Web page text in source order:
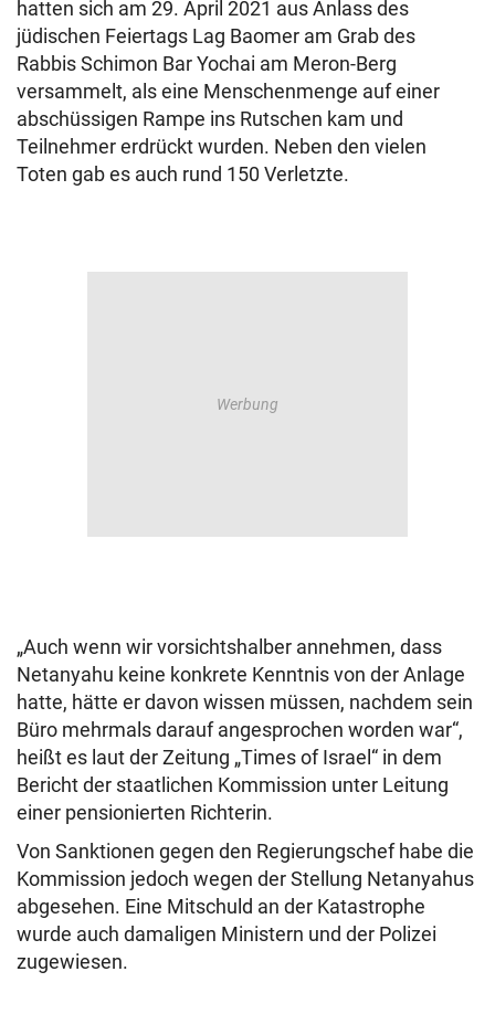
hatten sich am 29. April 2021 aus Anlass des
jüdischen Feiertags Lag Baomer am Grab des
Rabbis Schimon Bar Yochai am Meron-Berg
versammelt, als eine Menschenmenge auf einer
abschüssigen Rampe ins Rutschen kam und
Teilnehmer erdrückt wurden. Neben den vielen
Toten gab es auch rund 150 Verletzte.
„Auch wenn wir vorsichtshalber annehmen, dass
Netanyahu keine konkrete Kenntnis von der Anlage
hatte, hätte er davon wissen müssen, nachdem sein
Büro mehrmals darauf angesprochen worden war“,
heißt es laut der Zeitung „Times of Israel“ in dem
Bericht der staatlichen Kommission unter Leitung
einer pensionierten Richterin.
Von Sanktionen gegen den Regierungschef habe die
Kommission jedoch wegen der Stellung Netanyahus
abgesehen. Eine Mitschuld an der Katastrophe
wurde auch damaligen Ministern und der Polizei
zugewiesen.